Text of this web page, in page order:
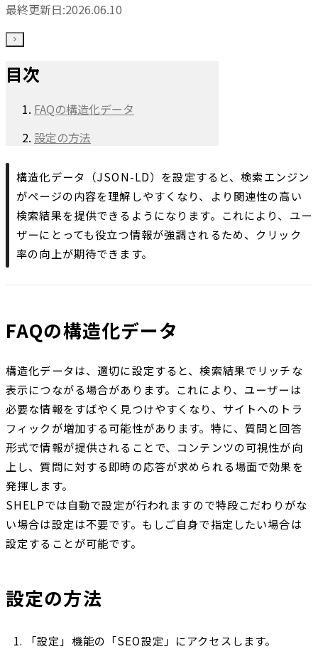
最終更新日:2026.06.10
目次
FAQの構造化データ
設定の方法
構造化データ（JSON-LD）を設定すると、検索エンジン
がページの内容を理解しやすくなり、より関連性の高い
検索結果を提供できるようになります。これにより、ユー
ザーにとっても役立つ情報が強調されるため、クリック
率の向上が期待できます。
FAQの構造化データ
構造化データは、適切に設定すると、検索結果でリッチな
表示につながる場合があります。これにより、ユーザーは
必要な情報をすばやく見つけやすくなり、サイトへのトラ
フィックが増加する可能性があります。特に、質問と回答
形式で情報が提供されることで、コンテンツの可視性が向
上し、質問に対する即時の応答が求められる場面で効果を
発揮します。
SHELPでは自動で設定が行われますので特段こだわりがな
い場合は設定は不要です。もしご自身で指定したい場合は
設定することが可能です。
設定の方法
「設定」機能の「SEO設定」にアクセスします。